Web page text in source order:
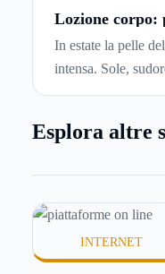
capiremo come
Lozione corpo:
In estate la pelle
intensa. Sole,
frequenti e aria
meno
o difficili da
Esplora altre
INTERNET